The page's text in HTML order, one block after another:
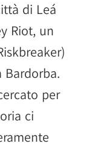
di Leá
Riot, un
Bardorba.
per
ci